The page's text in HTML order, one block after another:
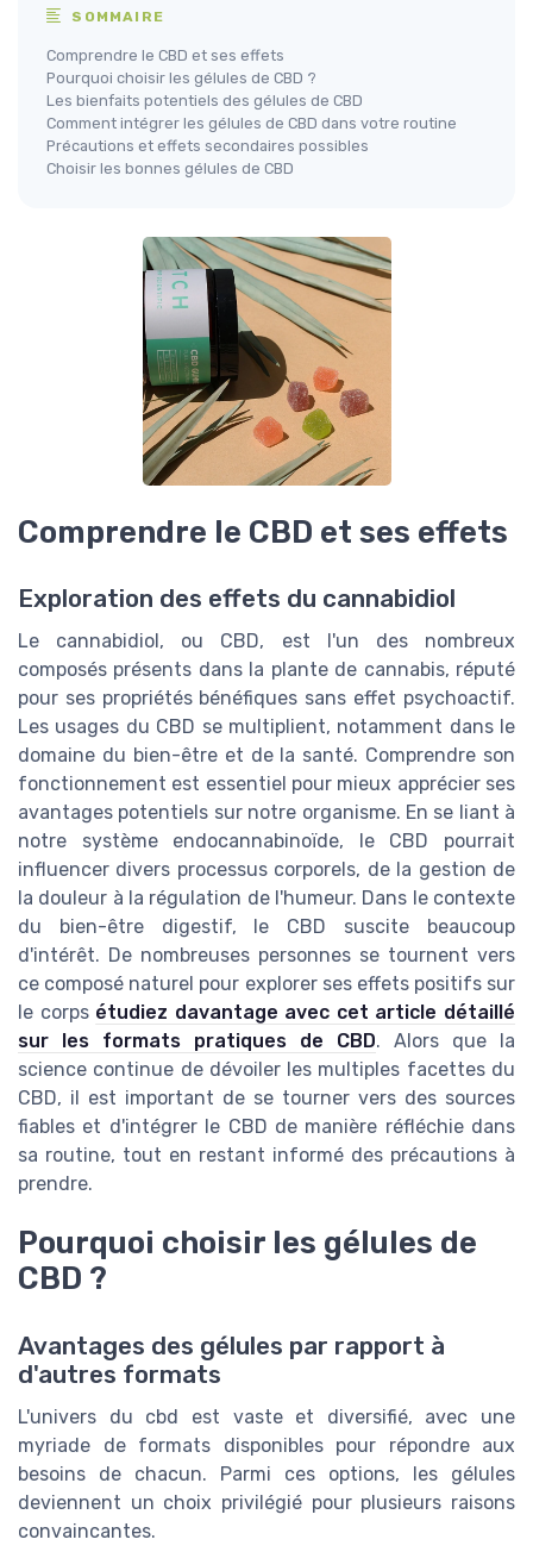
SOMMAIRE
Comprendre le CBD et ses effets
Pourquoi choisir les gélules de CBD ?
Les bienfaits potentiels des gélules de CBD
Comment intégrer les gélules de CBD dans votre routine
Précautions et effets secondaires possibles
Choisir les bonnes gélules de CBD
Comprendre le CBD et ses effets
Exploration des effets du cannabidiol
Le cannabidiol, ou CBD, est l'un des nombreux
composés présents dans la plante de cannabis, réputé
pour ses propriétés bénéfiques sans effet psychoactif.
Les usages du CBD se multiplient, notamment dans le
domaine du bien-être et de la santé. Comprendre son
fonctionnement est essentiel pour mieux apprécier ses
avantages potentiels sur notre organisme. En se liant à
notre système endocannabinoïde, le CBD pourrait
influencer divers processus corporels, de la gestion de
la douleur à la régulation de l'humeur. Dans le contexte
du bien-être digestif, le CBD suscite beaucoup
d'intérêt. De nombreuses personnes se tournent vers
ce composé naturel pour explorer ses effets positifs sur
le corps étudiez davantage avec cet article détaillé
sur les formats pratiques de CBD. Alors que la
science continue de dévoiler les multiples facettes du
CBD, il est important de se tourner vers des sources
fiables et d'intégrer le CBD de manière réfléchie dans
sa routine, tout en restant informé des précautions à
prendre.
Pourquoi choisir les gélules de
CBD ?
Avantages des gélules par rapport à
d'autres formats
L'univers du cbd est vaste et diversifié, avec une
myriade de formats disponibles pour répondre aux
besoins de chacun. Parmi ces options, les gélules
deviennent un choix privilégié pour plusieurs raisons
convaincantes.